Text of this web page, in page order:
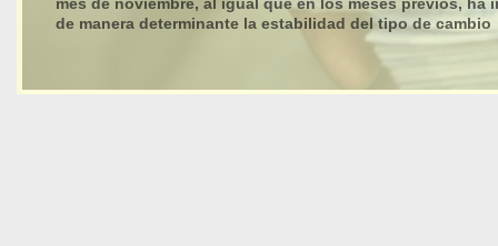
de manera determinante la estabilidad del tipo de cambio